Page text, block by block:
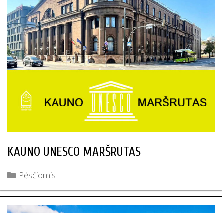
KAUNO UNESCO MARŠRUTAS
Kategorijos
Pėsčiomis